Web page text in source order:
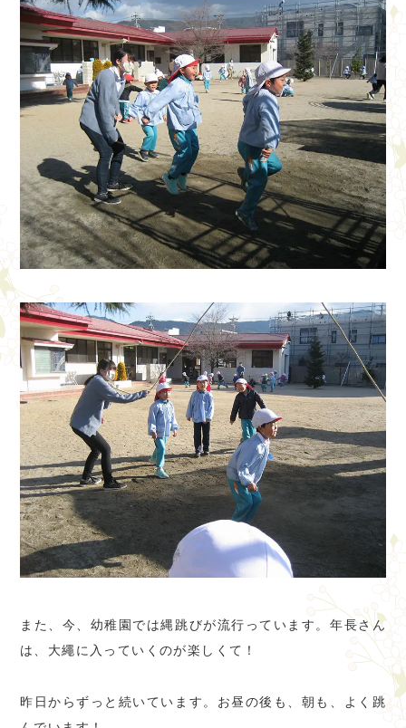
また、今、幼稚園では縄跳びが流行っています。年長さん
は、大繩に入っていくのが楽しくて！
昨日からずっと続いています。お昼の後も、朝も、よく跳